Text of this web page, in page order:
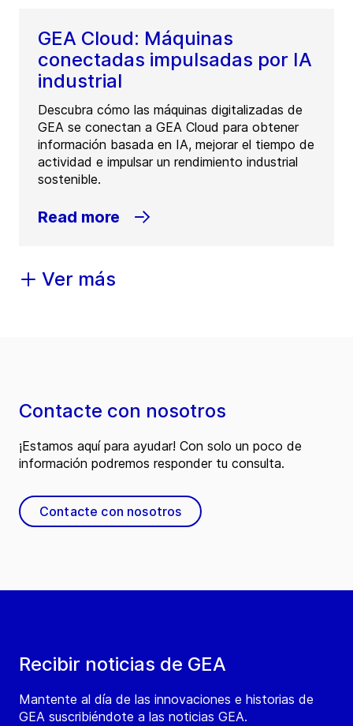
GEA Cloud: Máquinas
conectadas impulsadas por IA
industrial
Descubra cómo las máquinas digitalizadas de
GEA se conectan a GEA Cloud para obtener
información basada en IA, mejorar el tiempo de
actividad e impulsar un rendimiento industrial
sostenible.
Read more
Ver más
Recibir noticias de GEA
Mantente al día de las innovaciones e historias de
GEA suscribiéndote a las noticias GEA.
Contacte con nosotros
¡Estamos aquí para ayudar! Con solo un poco de
información podremos responder tu consulta.
Contacte con nosotros